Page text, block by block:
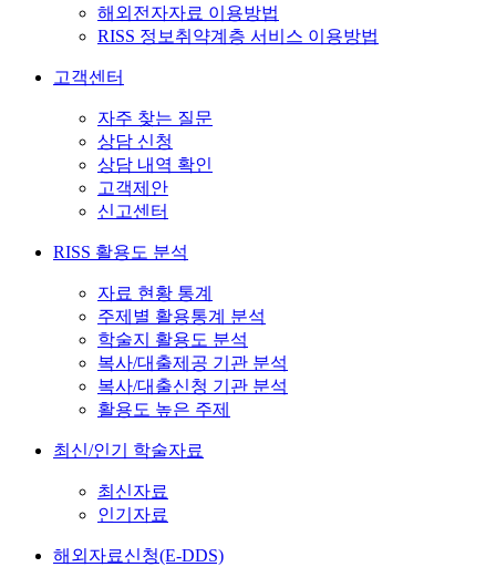
해외전자자료 이용방법
RISS 정보취약계층 서비스 이용방법
고객센터
자주 찾는 질문
상담 신청
상담 내역 확인
고객제안
신고센터
RISS 활용도 분석
자료 현황 통계
주제별 활용통계 분석
학술지 활용도 분석
복사/대출제공 기관 분석
복사/대출신청 기관 분석
활용도 높은 주제
최신/인기 학술자료
최신자료
인기자료
해외자료신청(E-DDS)